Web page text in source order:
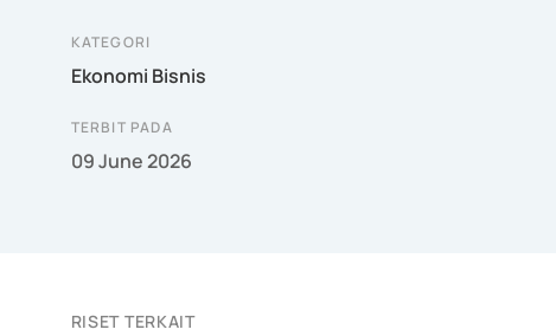
KATEGORI
Ekonomi Bisnis
TERBIT PADA
09 June 2026
RISET TERKAIT